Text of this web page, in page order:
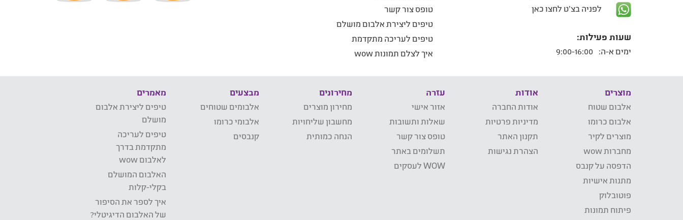
לפניה בצ'ט לחצו כאן
שעות פעילות:
ימים א-ה:
טופס צור קשר
טיפים ליצירת אלבום מושלם
טיפים לעריכה מתקדמת
איך לצלם תמונות wow
מוצרים
אלבום שטוח
אלבום כרומו
מוצרים לקיר
מחברות wow
הדפסה על קנבס
מתנות אישיות
פוטובלוק
פיתוח תמונות
אודות
אודות החברה
מדיניות פרטיות
תקנון האתר
הצהרת נגישות
עזרה
אזור אישי
שאלות ותשובות
טופס צור קשר
תשלומים באתר
WOW לעסקים
מחירונים
מחירון מוצרים
מחשבון שליחויות
הנחה כמותית
מבצעים
אלבומים שטוחים
אלבומי כרומו
קנבסים
מאמרים
טיפים ליצירת אלבום
מושלם
טיפים לעריכה
מתקדמת בדרך
לאלבום wow
האלבום המושלם
בקלי-קלות
איך לספר את הסיפור
של האלבום הדיגיטלי?